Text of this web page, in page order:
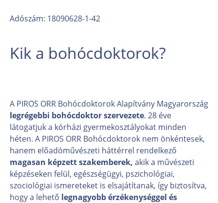
Adószám: 18090628-1-42
Kik a bohócdoktorok?
A PIROS ORR Bohócdoktorok Alapítvány Magyarország
legrégebbi bohócdoktor szervezete. 28 éve
látogatjuk a kórházi gyermekosztályokat minden
héten. A PIROS ORR Bohócdoktorok nem önkéntesek,
hanem előadóművészeti háttérrel rendelkező
magasan képzett szakemberek, akik a művészeti
képzéseken felül, egészségügyi, pszichológiai,
szociológiai ismereteket is elsajátítanak, így biztosítva,
hogy a lehető legnagyobb érzékenységgel és